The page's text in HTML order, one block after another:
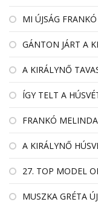
MI ÚJSÁG
GÁNTON JÁRT A
A KIRÁLYNŐ
ÍGY TELT A
FRANKÓ
A KIRÁLYNŐ
27. TOP MODEL
MUSZKA GRÉTA